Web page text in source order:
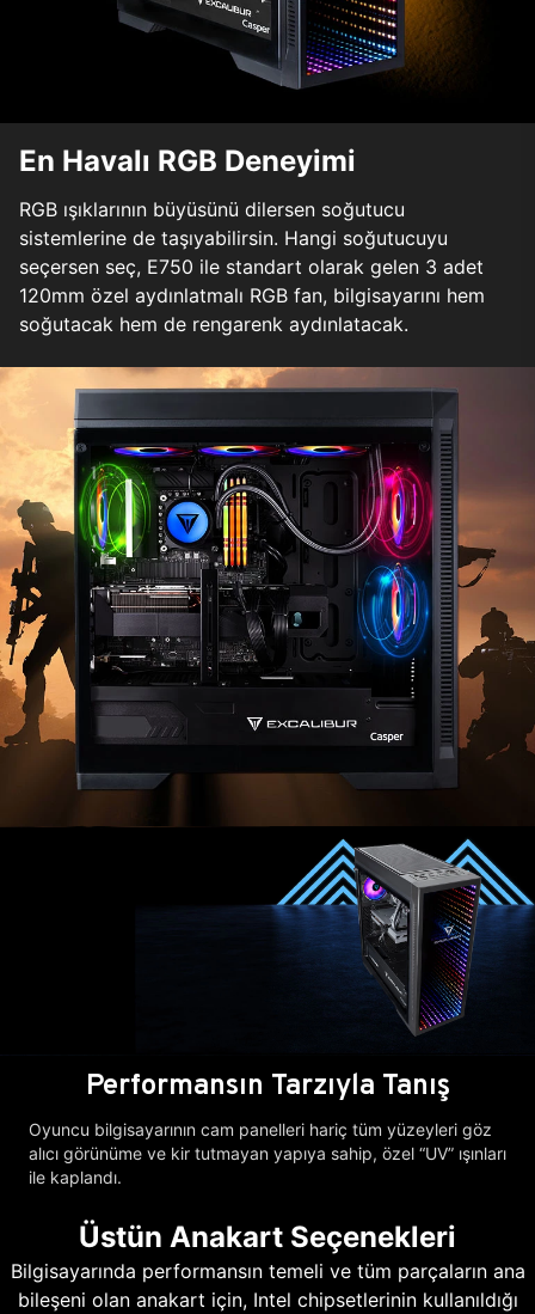
En Havalı RGB Deneyimi
RGB ışıklarının büyüsünü dilersen soğutucu
sistemlerine de taşıyabilirsin. Hangi soğutucuyu
seçersen seç, E750 ile standart olarak gelen 3 adet
120mm özel aydınlatmalı RGB fan, bilgisayarını hem
soğutacak hem de rengarenk aydınlatacak.
Performansın Tarzıyla Tanış
Oyuncu bilgisayarının cam panelleri hariç tüm yüzeyleri göz
alıcı görünüme ve kir tutmayan yapıya sahip, özel “UV” ışınları
ile kaplandı.
Üstün Anakart Seçenekleri
Bilgisayarında performansın temeli ve tüm parçaların ana
bileşeni olan anakart için, Intel chipsetlerinin kullanıldığı